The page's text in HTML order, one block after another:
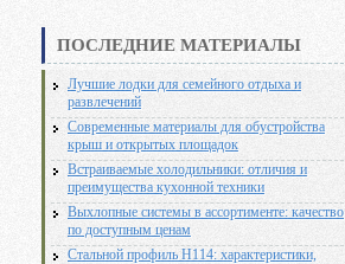
ПОСЛЕДНИЕ МАТЕРИАЛЫ
Лучшие лодки для семейного отдыха и
развлечений
Современные материалы для обустройства
крыш и открытых площадок
Встраиваемые холодильники: отличия и
преимущества кухонной техники
Выхлопные системы в ассортименте: качество
по доступным ценам
Стальной профиль Н114: характеристики,